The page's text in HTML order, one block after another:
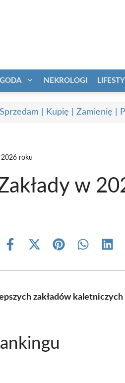
NEKROLOGI
| Kupię | Zamienię |
2026 roku
w
Share
Share
(Twitter)
Share Share
zakładów kaletniczych